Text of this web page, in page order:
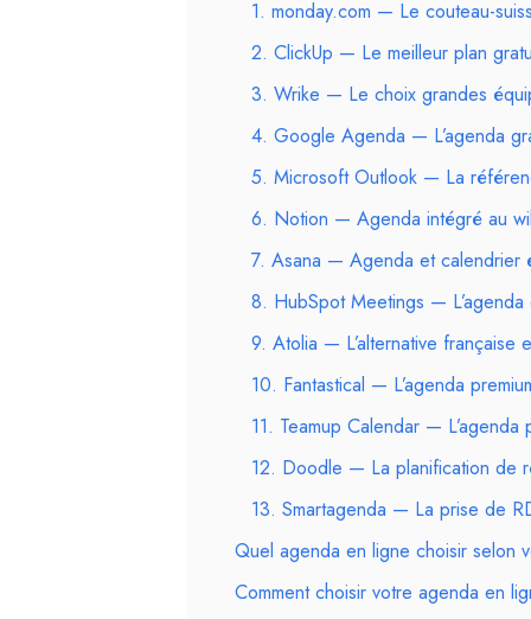
1. monday.com — Le couteau-
2. ClickUp — Le meilleur plan
3. Wrike — Le choix grandes
4. Google Agenda — L’agenda
5. Microsoft Outlook — La
6. Notion — Agenda intégré au
7. Asana — Agenda et calendrier
8. HubSpot Meetings — L’agenda
9. Atolia — L’alternative française
10. Fantastical — L’agenda
11. Teamup Calendar —
12. Doodle — La planification de
13. Smartagenda — La prise de
Quel agenda en ligne choisir selon
Comment choisir votre agenda en